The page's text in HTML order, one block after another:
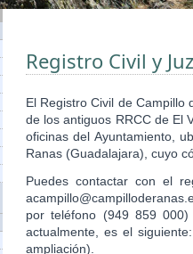
Registro Civil y
El Registro Civil de Campillo
de los antiguos RRCC de El
oficinas del Ayuntamiento,
Ranas (Guadalajara), cuyo
Puedes contactar con el
por teléfono (949 859
actualmente, es el
ampliación).